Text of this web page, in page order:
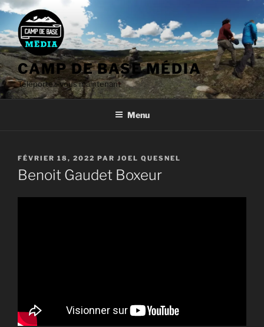
Aller
contenu
CAMP DE BASE MÉDIA
Téléportez-vous maintenant
Menu
PUBLIÉ
LE
FÉVRIER 18, 2022 PAR JOEL QUESNEL
Benoit Gaudet Boxeur